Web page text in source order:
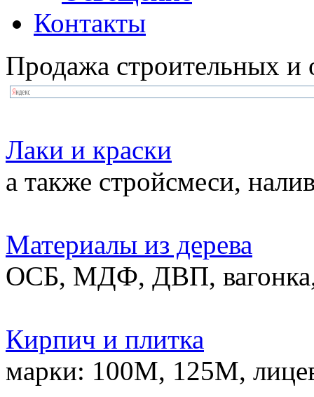
Контакты
Продажа строительных и
Лаки и краски
а также стройсмеси,
Материалы из дерева
ОСБ, МДФ, ДВП,
Кирпич и плитка
марки: 100М, 125М,